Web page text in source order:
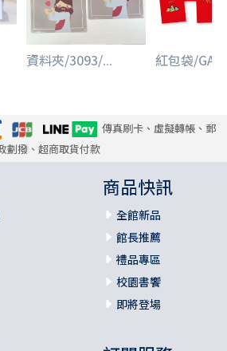
資料夾/3093/... 紅包袋/
傳真刷卡、虛擬轉帳、郵
劃撥、超商取貨付款
商品快訊
全館新品
館長推薦
禮品專區
校園書饗
即將登場